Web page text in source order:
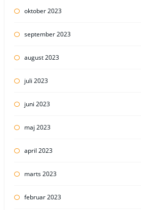
oktober 2023
september 2023
august 2023
juli 2023
juni 2023
maj 2023
april 2023
marts 2023
februar 2023